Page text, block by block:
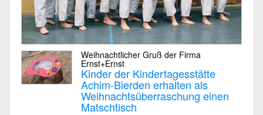
Weihnachtlicher Gruß der Firma
Ernst+Ernst
Kinder der Kindertagesstätte
Achim-Bierden erhalten als
Weihnachtsüberraschung einen
Matschtisch